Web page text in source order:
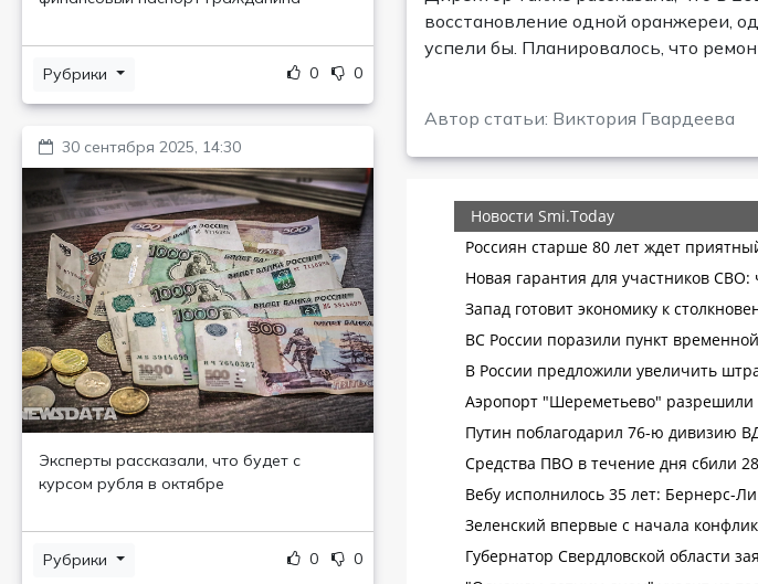
Рубрики 0 0
30 сентября 2025, 14:30
Эксперты рассказали, что будет с
курсом рубля в октябре
Рубрики 0 0
восстановление одной оранжереи,
успели бы. Планировалось, что
Автор статьи: Виктория Гвардеева